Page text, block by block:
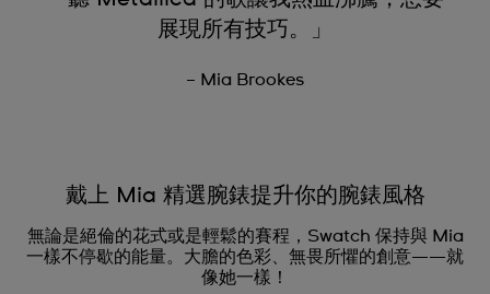
展現所有技巧。」
– Mia Brookes
戴上 Mia 精選腕錶提升你的腕錶風格
無論是絕倫的花式或是輕鬆的賽程，Swatch 保持與 Mia
一樣不停歇的能量。大膽的色彩、無畏所懼的創意——就
像她一樣！